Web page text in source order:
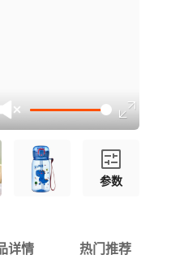
参数
详情 热门推荐